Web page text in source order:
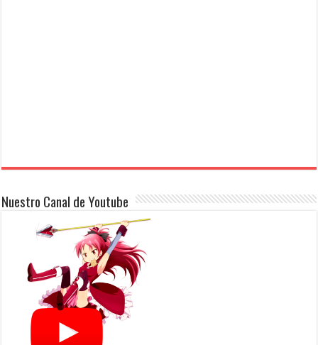
Nuestro Canal de Youtube